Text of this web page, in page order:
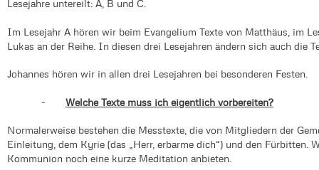
Lesejahre untereilt: A, B und C.
Im Lesejahr A hören wir beim Evangelium Texte von Matthäus, im
Lukas an der Reihe. In diesen drei Lesejahren ändern sich auch die
Johannes hören wir in allen drei Lesejahren bei besonderen Festen.
- Welche Texte muss ich eigentlich vorbereiten?
Normalerweise bestehen die Messtexte, die von Mitgliedern der
Einleitung, dem Kyrie (das „Herr, erbarme dich“) und den Fürbitten.
Kommunion noch eine kurze Meditation anbieten.